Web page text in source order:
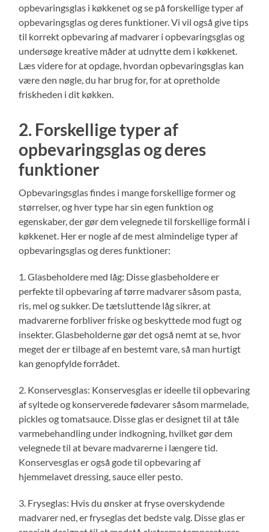
opbevaringsglas i køkkenet og se på forskellige typer af
opbevaringsglas og deres funktioner. Vi vil også give tips
til korrekt opbevaring af madvarer i opbevaringsglas og
undersøge kreative måder at udnytte dem i køkkenet.
Læs videre for at opdage, hvordan opbevaringsglas kan
være den nøgle, du har brug for, for at opretholde
friskheden i dit køkken.
2. Forskellige typer af
opbevaringsglas og deres
funktioner
Opbevaringsglas findes i mange forskellige former og
størrelser, og hver type har sin egen funktion og
egenskaber, der gør dem velegnede til forskellige formål i
køkkenet. Her er nogle af de mest almindelige typer af
opbevaringsglas og deres funktioner:
1. Glasbeholdere med låg: Disse glasbeholdere er
perfekte til opbevaring af tørre madvarer såsom pasta,
ris, mel og sukker. De tætsluttende låg sikrer, at
madvarerne forbliver friske og beskyttede mod fugt og
insekter. Glasbeholderne gør det også nemt at se, hvor
meget der er tilbage af en bestemt vare, så man hurtigt
kan genopfylde forrådet.
2. Konservesglas: Konservesglas er ideelle til opbevaring
af syltede og konserverede fødevarer såsom marmelade,
pickles og tomatsauce. Disse glas er designet til at tåle
varmebehandling under indkogning, hvilket gør dem
velegnede til at bevare madvarerne i længere tid.
Konservesglas er også gode til opbevaring af
hjemmelavet dressing, sauce eller pesto.
3. Fryseglas: Hvis du ønsker at fryse overskydende
madvarer ned, er fryseglas det bedste valg. Disse glas er